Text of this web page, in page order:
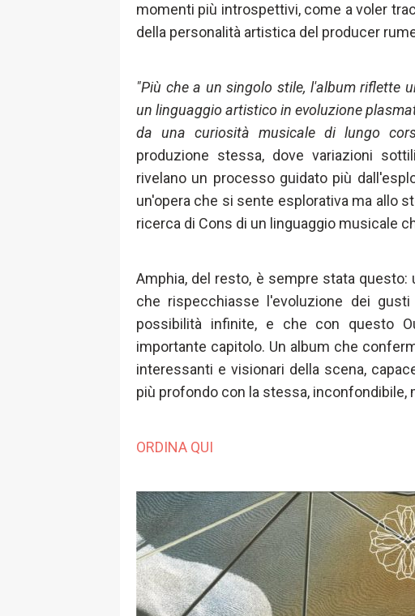
momenti più introspettivi, come a voler
della personalità artistica del producer
"Più che a un singolo stile, l'album riflette
un linguaggio artistico in evoluzione
da una curiosità musicale di lungo
produzione stessa, dove variazioni
rivelano un processo guidato più
un'opera che si sente esplorativa ma allo
ricerca di Cons di un linguaggio musicale
Amphia, del resto, è sempre stata
che rispecchiasse l'evoluzione dei
possibilità infinite, e che con questo
importante capitolo. Un album che
interessanti e visionari della scena,
più profondo con la stessa, inconfondibile,
ORDINA QUI